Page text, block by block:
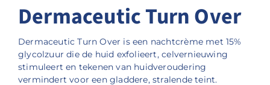
Dermaceutic Turn Over
Dermaceutic Turn Over is een nachtcrème met 15%
glycolzuur die de huid exfolieert, celvernieuwing
stimuleert en tekenen van huidveroudering
vermindert voor een gladdere, stralende teint.